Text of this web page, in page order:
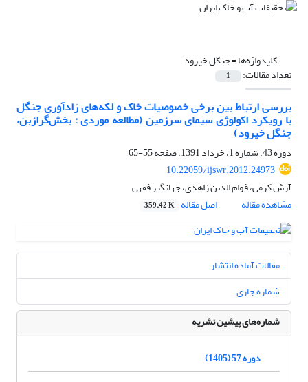
کلیدواژه‌ها =جنگل خیرود
تعداد مقالات: 1
بررسی ارتباط بین برخی خصوصیات خاک و لکه‌های زادآوری جنگل
با رویکرد اکولوژی سیمای سرزمین (مطالعه موردی : بخش‌گرازبن،
جنگل خیرود)
دوره 43، شماره 1، خرداد 1391، صفحه
55-65
10.22059/ijswr.2012.24973
آرش کرمی، قوام الدین زاهدی، جهانگیر فقهی
مشاهده مقاله
اصل مقاله 359.42 K
مقالات آماده انتشار
شماره جاری
شماره‌های پیشین نشریه
دوره 57 (1405)